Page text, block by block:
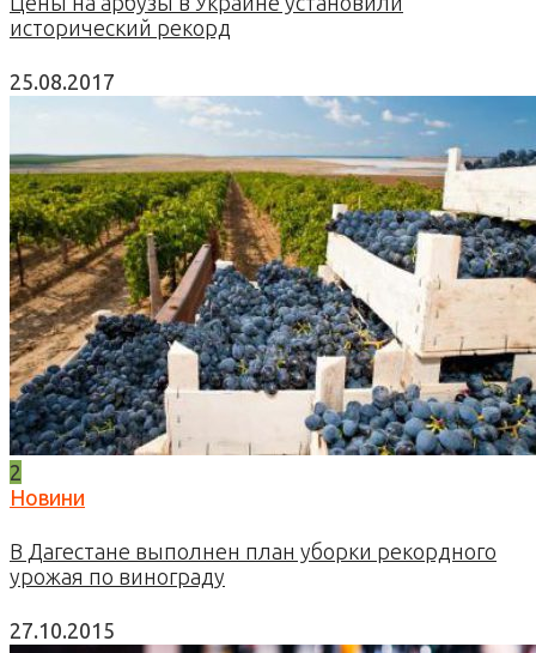
исторический рекорд
25.08.2017
2
Новини
В Дагестане выполнен план уборки рекордного
урожая по винограду
27.10.2015